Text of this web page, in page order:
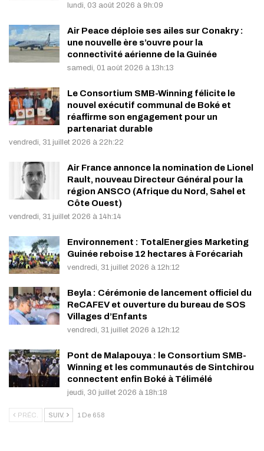
lundi, 03 août 2026 à 9h:09
Air Peace déploie ses ailes sur Conakry :
une nouvelle ère s’ouvre pour la
connectivité aérienne de la Guinée
samedi, 01 août 2026 à 13h:13
Le Consortium SMB-Winning félicite le
nouvel exécutif communal de Boké et
réaffirme son engagement pour un
partenariat durable
vendredi, 31 juillet 2026 à 22h:22
Air France annonce la nomination de Lionel
Rault, nouveau Directeur Général pour la
région ANSCO (Afrique du Nord, Sahel et
Côte Ouest)
vendredi, 31 juillet 2026 à 14h:14
Environnement : TotalEnergies Marketing
Guinée reboise 12 hectares à Forécariah
vendredi, 31 juillet 2026 à 12h:12
Beyla : Cérémonie de lancement officiel du
ReCAFEV et ouverture du bureau de SOS
Villages d’Enfants
vendredi, 31 juillet 2026 à 12h:12
Pont de Malapouya : le Consortium SMB-
Winning et les communautés de Sintchirou
connectent enfin Boké à Télimélé
jeudi, 30 juillet 2026 à 18h:18
PRÉC. SUIV. 1 De 658